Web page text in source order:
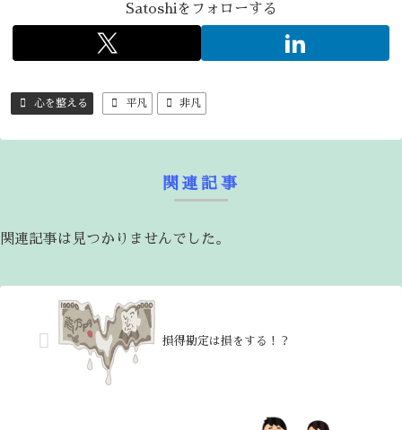
Satoshiをフォローする
心を整える 平凡 非凡
関連記事
関連記事は見つかりませんでした。
損得勘定は損をする！？